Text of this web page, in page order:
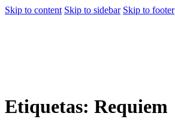
Skip to content Skip to sidebar Skip to footer
Etiquetas: Requiem